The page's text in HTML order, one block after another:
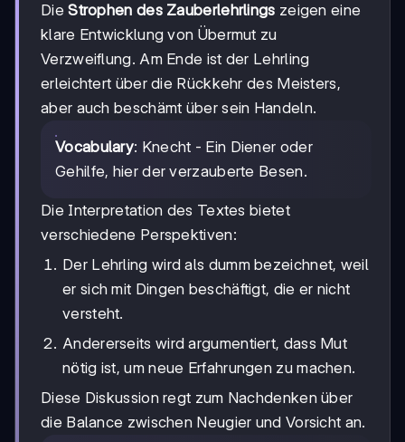
DieStrophen des Zauberlehrlings zeigen eine
klare Entwicklung von Übermut zu
Verzweiflung. Am Ende ist der Lehrling
erleichtert über die Rückkehr des Meisters,
aber auch beschämt über sein Handeln.
Vocabulary: Knecht - Ein Diener oder
Gehilfe, hier der verzauberte Besen.
Die Interpretation des Textes bietet
verschiedene Perspektiven:
Der Lehrling wird als dumm bezeichnet, weil
er sich mit Dingen beschäftigt, die er nicht
versteht.
Andererseits wird argumentiert, dass Mut
nötig ist, um neue Erfahrungen zu machen.
Diese Diskussion regt zum Nachdenken über
die Balance zwischen Neugier und Vorsicht an.